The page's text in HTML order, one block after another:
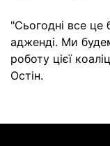
"Сьогодні все
адженді. Ми
роботу цієї
Остін.